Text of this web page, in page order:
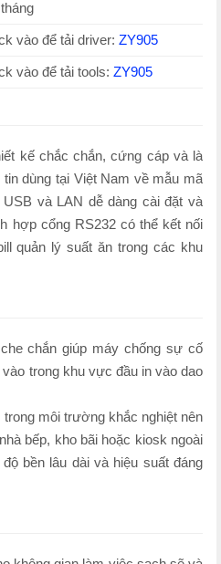
vào để tải driver: ZY905
vào để tải tools: ZY905
kế chắc chắn, cứng cáp và là
dùng tại Việt Nam về mẫu mã
và LAN dễ dàng cài đặt và
hợp cổng RS232 có thể kết nối
quản lý suất ăn trong các khu
chắn giúp máy chống sự cố
trong khu vực đầu in vào dao
môi trường khắc nghiệt nên
bếp, kho bãi hoặc kiosk ngoài
bền lâu dài và hiệu suất đáng